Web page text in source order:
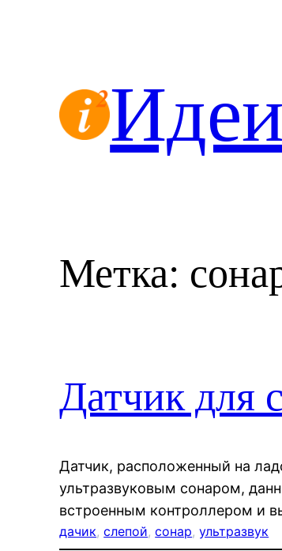
Метка:
Датчик для
Датчик, расположенный на
ультразвуковым сонаром,
встроенным контроллером и
дачик, слепой, сонар, ультразвук